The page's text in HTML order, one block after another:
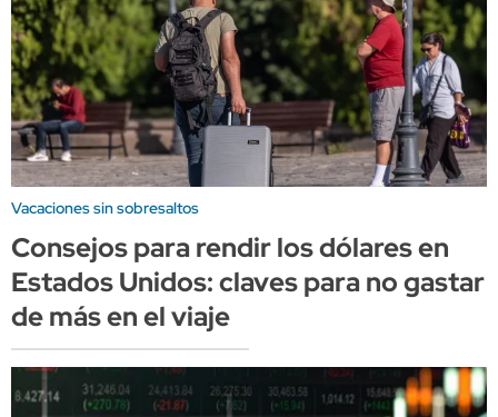
Vacaciones sin sobresaltos
Consejos para rendir los dólares en
Estados Unidos: claves para no gastar
de más en el viaje